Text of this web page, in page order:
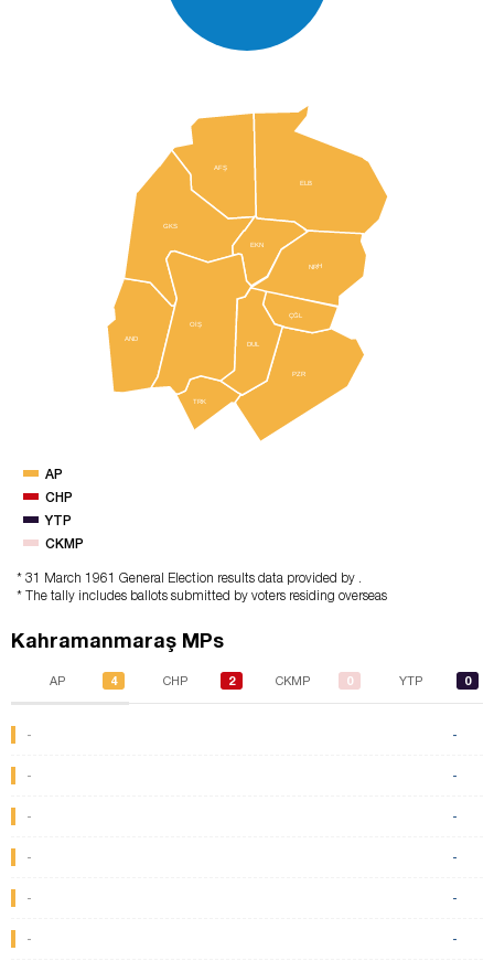
AFŞ
AND
ELB
GKS
PZR
TRK
EKN
NRH
ÇĞL
DUL
OİŞ
AP
CHP
YTP
CKMP
* 31 March 1961 General Election results data provided by .
* The tally includes ballots submitted by voters residing overseas
Kahramanmaraş MPs
AP 4 CHP 2 CKMP 0 YTP 0
- -
- -
- -
- -
- -
- -